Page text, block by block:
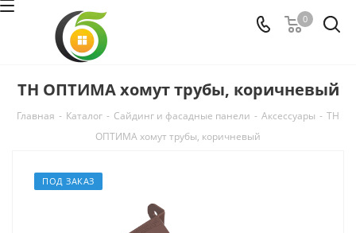
0
ТН ОПТИМА хомут трубы, коричневый
Главная - Каталог - Сайдинг и фасадные панели - Аксессуары - ТН
ОПТИМА хомут трубы, коричневый
ПОД ЗАКАЗ